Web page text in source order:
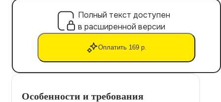
Полный текст доступен
в расширенной версии
Оплатить 169 р.
Особенности и требования